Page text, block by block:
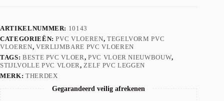
ARTIKELNUMMER: 10143
CATEGORIEËN:PVC VLOEREN, TEGELVORM PVC
VLOEREN, VERLIJMBARE PVC VLOEREN
TAGS: BESTE PVC VLOER, PVC VLOER NIEUWBOUW,
STIJLVOLLE PVC VLOER, ZELF PVC LEGGEN
MERK: THERDEX
Gegarandeerd veilig afrekenen